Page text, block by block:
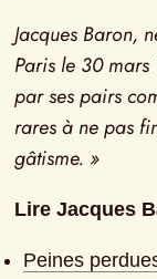
Jacques Baron,
Paris le 30 mars
par ses pairs
rares à ne pas
gâtisme. »
Lire Jacques
Peines